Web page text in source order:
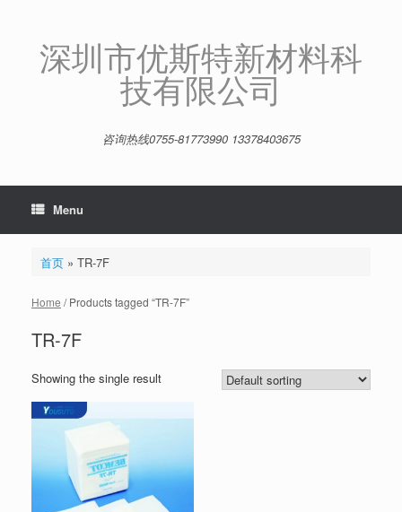
深圳市优斯特新材料科
技有限公司
咨询热线0755-81773990 13378403675
Menu
首页» TR-7F
Home / Products tagged “TR-7F”
TR-7F
Showing the single result